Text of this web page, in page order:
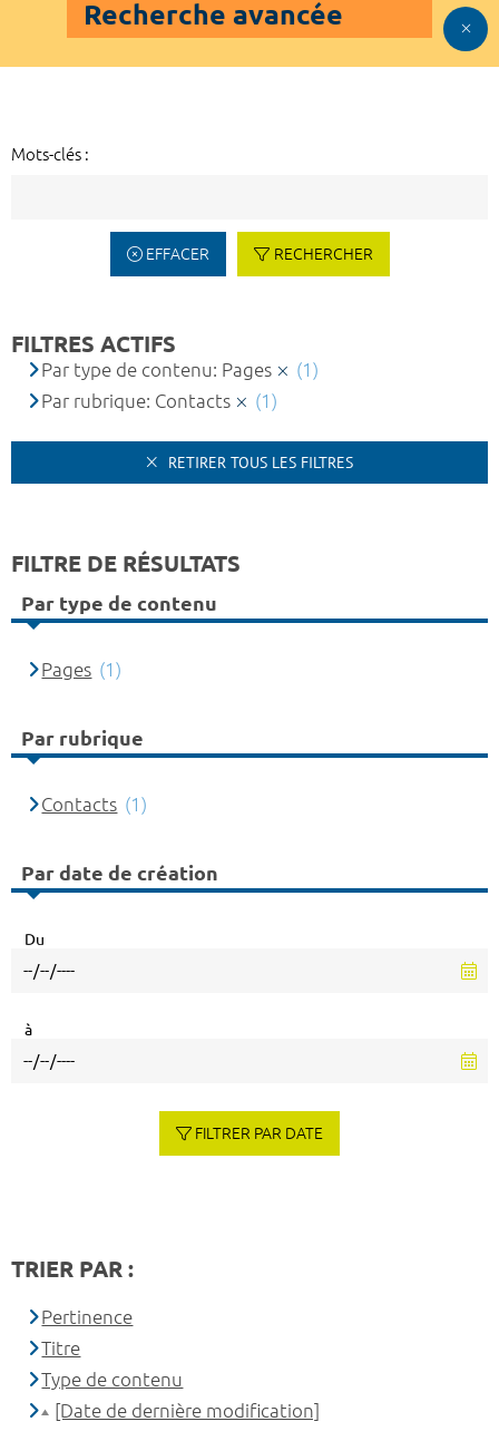
Recherche avancée
Mots-clés :
EFFACER RECHERCHER
FILTRES ACTIFS
Par type de contenu: Pages
(1)
Par rubrique: Contacts
(1)
RETIRER TOUS LES FILTRES
FILTRE DE RÉSULTATS
Par type de contenu
Pages (1)
Par rubrique
Contacts (1)
Par date de création
Du
à
FILTRER PAR DATE
TRIER PAR :
Pertinence
Titre
Type de contenu
[Date de dernière modification]